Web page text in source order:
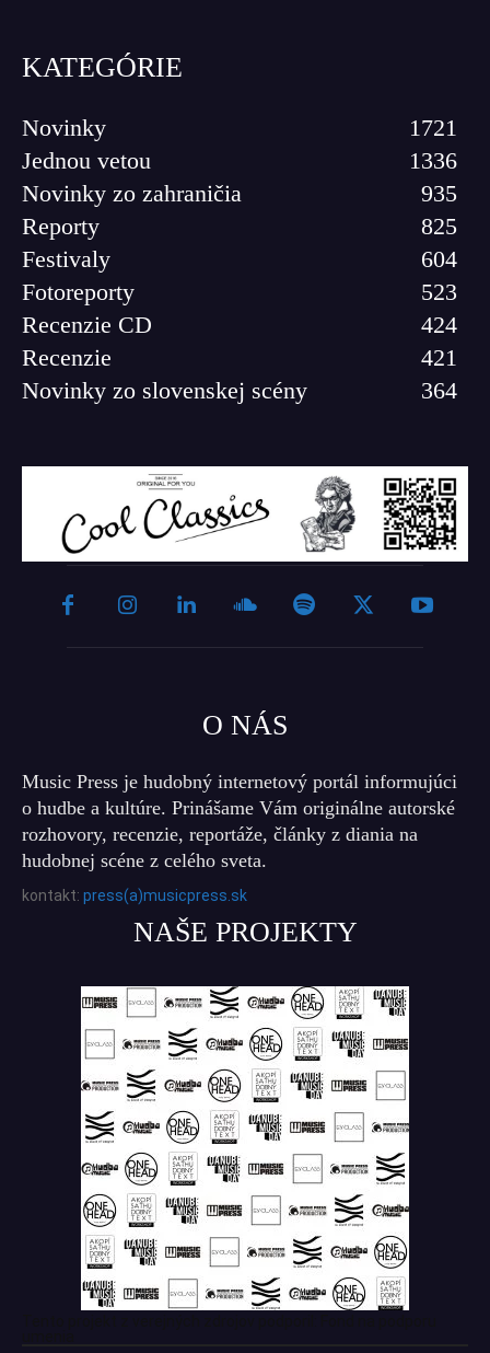
KATEGÓRIE
Novinky
1721
Jednou vetou
1336
Novinky zo zahraničia
935
Reporty
825
Festivaly
604
Fotoreporty
523
Recenzie CD
424
Recenzie
421
Novinky zo slovenskej scény
364
O NÁS
Music Press je hudobný internetový portál informujúci
o hudbe a kultúre. Prinášame Vám originálne autorské
rozhovory, recenzie, reportáže, články z diania na
hudobnej scéne z celého sveta.
kontakt: press(a)musicpress.sk
NAŠE PROJEKTY